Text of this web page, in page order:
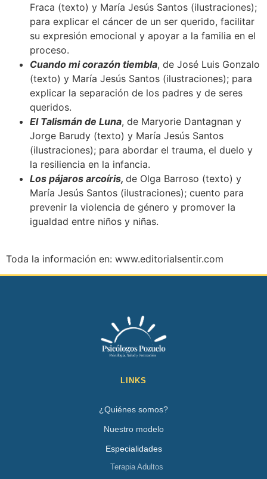
Fraca (texto) y María Jesús Santos (ilustraciones);
para explicar el cáncer de un ser querido, facilitar
su expresión emocional y apoyar a la familia en el
proceso.
Cuando mi corazón tiembla, de José Luis Gonzalo
(texto) y María Jesús Santos (ilustraciones); para
explicar la separación de los padres y de seres
queridos.
El Talismán de Luna, de Maryorie Dantagnan y
Jorge Barudy (texto) y María Jesús Santos
(ilustraciones); para abordar el trauma, el duelo y
la resiliencia en la infancia.
Los pájaros arcoíris, de Olga Barroso (texto) y
María Jesús Santos (ilustraciones); cuento para
prevenir la violencia de género y promover la
igualdad entre niños y niñas.
Toda la información en: www.editorialsentir.com
LINKS
¿Quiénes somos?
Nuestro modelo
Especialidades
Terapia Adultos